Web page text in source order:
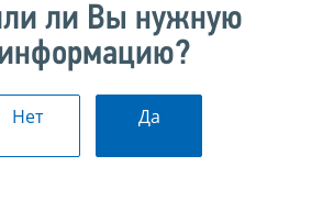
ли Вы нужную
Нет Да